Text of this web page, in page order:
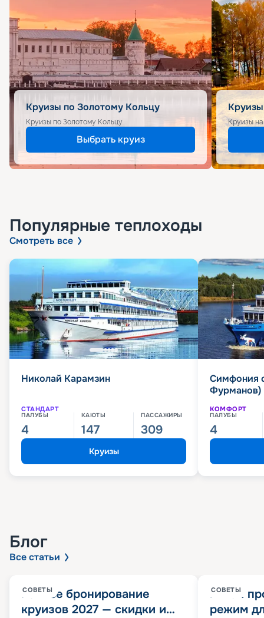
Круизы по Золотому Кольцу
Круизы по Золотому Кольцу
Выбрать круиз
Круизы
Популярные теплоходы
Смотреть все
Николай Карамзин
СТАНДАРТ
ПАЛУБЫ
4
КАЮТЫ
147
ПАССАЖИРЫ
309
Круизы
Симфония
Фурманов)
КОМФОРТ
ПАЛУБЫ
4
Блог
Все статьи
СОВЕТЫ
Раннее бронирование
круизов 2027 — скидки и
СОВЕТЫ
Китай
режим